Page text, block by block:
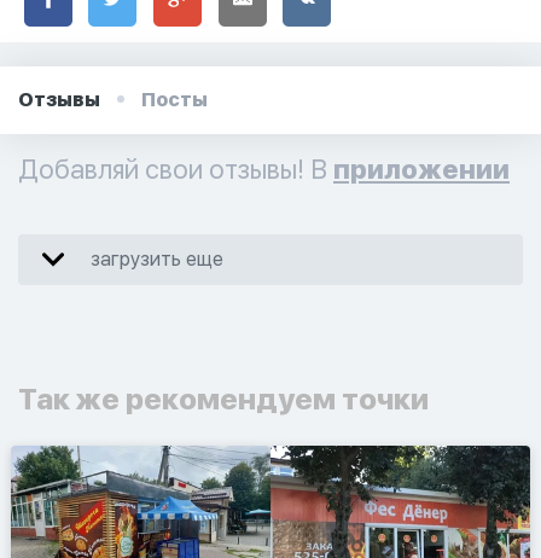
Отзывы Посты
Добавляй свои отзывы! В приложении
загрузить еще
Так же рекомендуем точки